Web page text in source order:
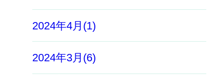
2024年4月(1)
2024年3月(6)